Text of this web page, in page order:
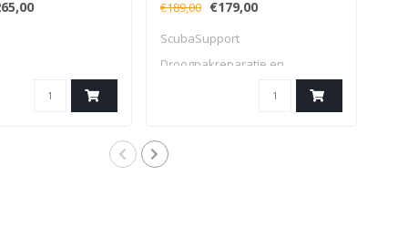
€189,00 €179,00
ScubaSupport
Droogpakreparatie en